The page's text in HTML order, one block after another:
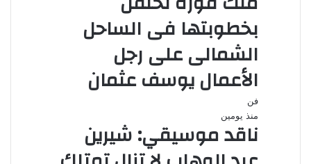
بخطوبتها فى الساحل
الشمالى على رجل
الأعمال يوسف عثمان
فن
منذ يومين
ناقد موسيقي: شيرين